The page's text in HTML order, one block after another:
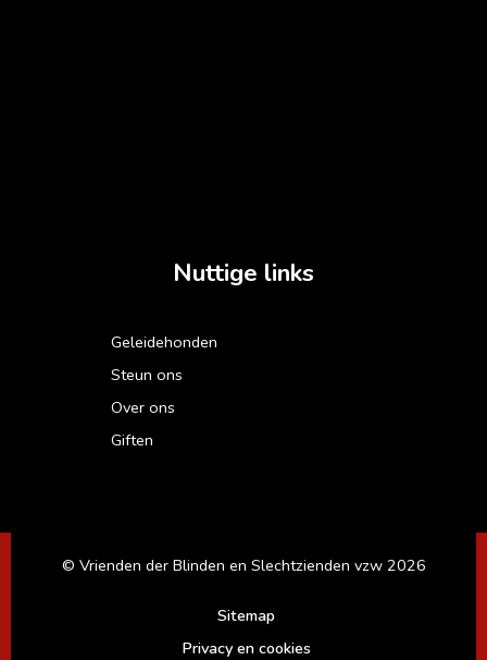
Nuttige links
Geleidehonden
Steun ons
Over ons
Giften
© Vrienden der Blinden en Slechtzienden vzw 2026
Sitemap
Privacy en cookies